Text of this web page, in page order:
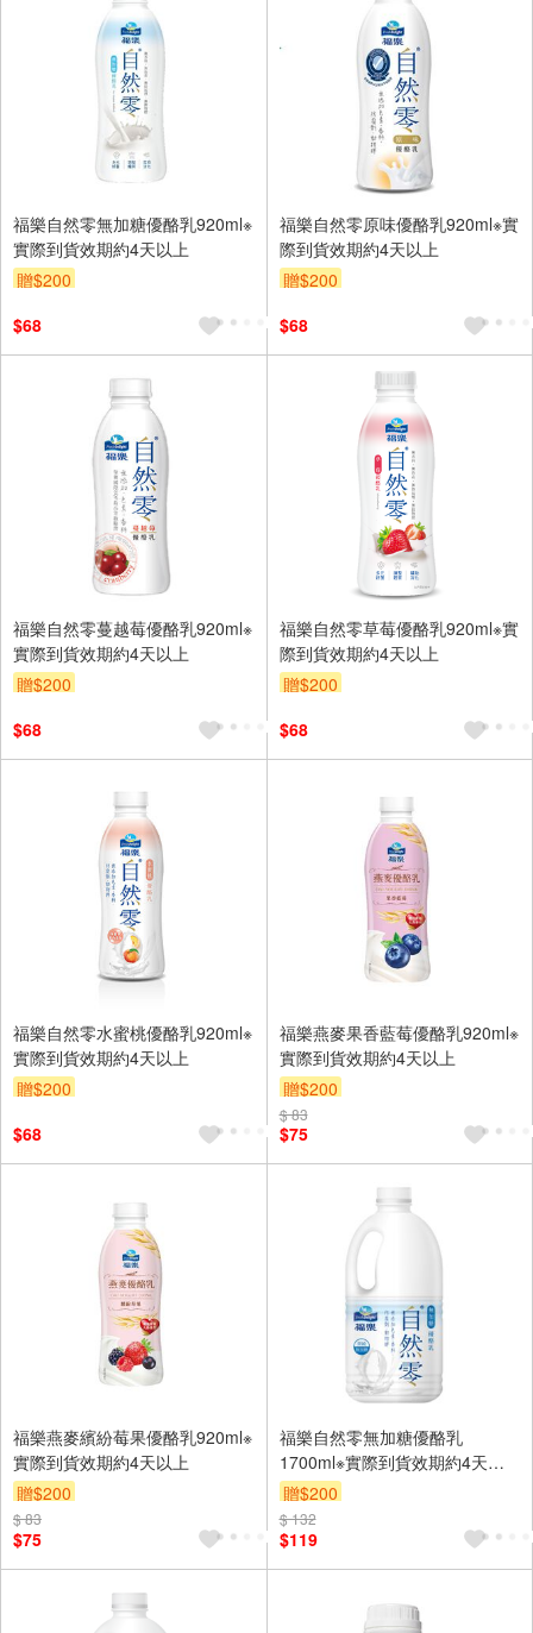
福樂自然零無加糖優酪乳920ml※
實際到貨效期約4天以上
贈$200
$68
福樂自然零原味優酪乳920ml※實
際到貨效期約4天以上
贈$200
$68
福樂自然零蔓越莓優酪乳920ml※
實際到貨效期約4天以上
贈$200
$68
福樂自然零草莓優酪乳920ml※實
際到貨效期約4天以上
贈$200
$68
福樂自然零水蜜桃優酪乳920ml※
實際到貨效期約4天以上
贈$200
$68
福樂燕麥果香藍莓優酪乳920ml※
實際到貨效期約4天以上
贈$200
$ 83
$75
福樂燕麥繽紛莓果優酪乳920ml※
實際到貨效期約4天以上
贈$200
$ 83
$75
福樂自然零無加糖優酪乳
1700ml※實際到貨效期約4天以
上
贈$200
$ 132
$119